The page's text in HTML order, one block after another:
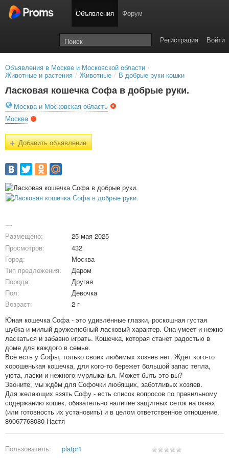
Объявления Форум
Войти
Регистрация
Объявления в Москве и Московской области /
Животные и растения / Животные / В добрые руки кошки
Ласковая кошечка Софа в добрые руки.
Москва и Московская область
Москва
+Добавить объявление
Размещено:
25 мая 2025
Просмотров:
432
Город:
Москва
Тип предложения:
Даром
Порода:
Другая
Пол:
Девочка
Возраст:
2 г
Юная кошечка Софа - это удивлённые глазки, роскошная густая
шубка и милый дружелюбный ласковый характер. Она умеет и нежно
ласкаться и забавно играть. Кошечка, которая станет радостью в
доме для каждого в семье.
Всё есть у Софы, только своих любимых хозяев нет. Ждёт кого-то
хорошенькая кошечка, для кого-то бережет большой запас тепла,
уюта, ласки и нежного мурлыканья. Может быть это вы?
Звоните, мы ждём для Софочки любящих, заботливых хозяев.
Для желающих взять Софу - есть список вопросов по правильному
содержанию кошек, обязательно наличие защитных сеток на окнах
(или готовность их установить) и в целом ответственное отношение.
89067768080 Настя
Пользователь:
platpr1